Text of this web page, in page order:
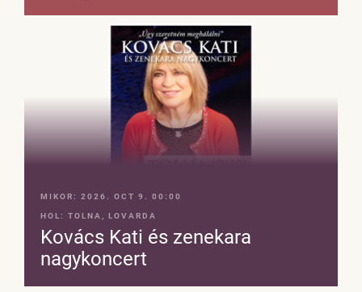
MIKOR: 2026. OCT 9. 00:00
HOL: TOLNA, LOVARDA
Kovács Kati és zenekara
nagykoncert